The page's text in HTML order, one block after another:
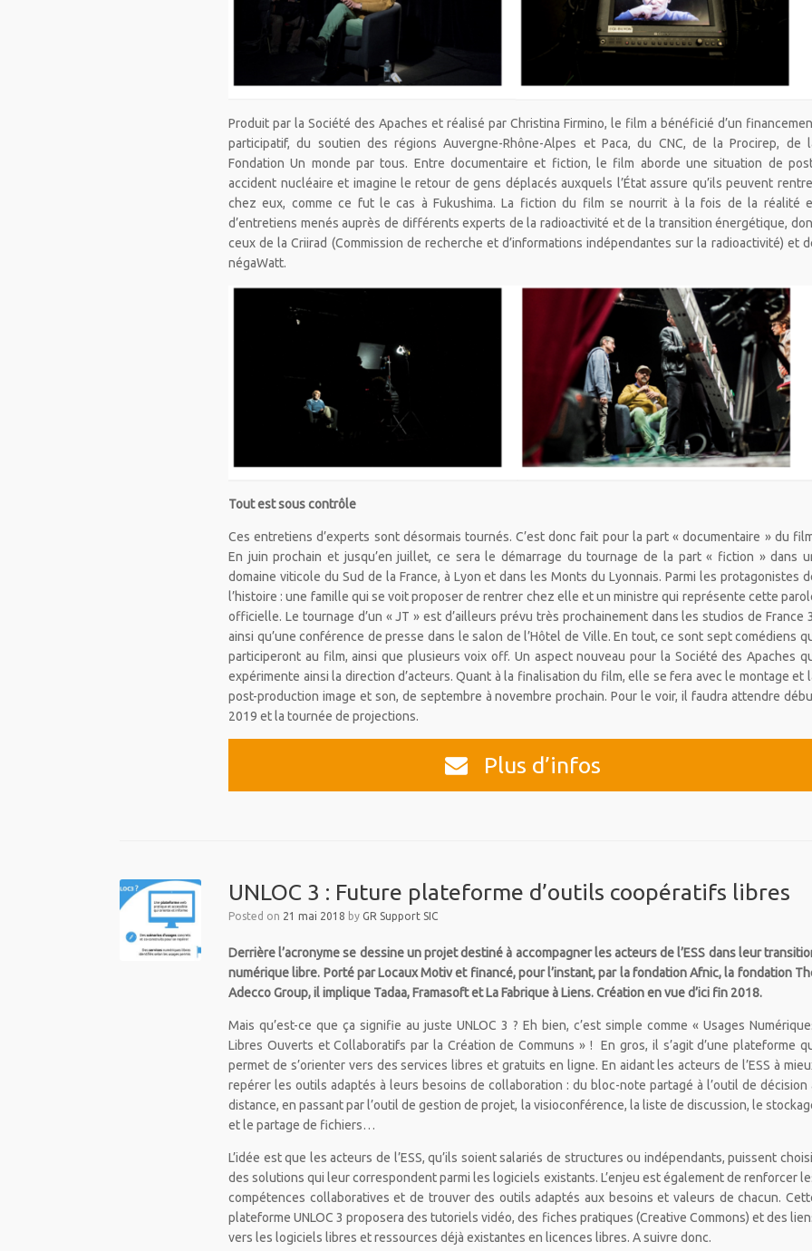
Produit par la Société des Apaches et réalisé par Christina Firmino, le film a bénéficié d’un
participatif, du soutien des régions Auvergne-Rhône-Alpes et Paca, du CNC, de la Procirep, de
Fondation Un monde par tous. Entre documentaire et fiction, le film aborde une situation de
accident nucléaire et imagine le retour de gens déplacés auxquels l’État assure qu’ils peuvent
chez eux, comme ce fut le cas à Fukushima. La fiction du film se nourrit à la fois de la réalité
d’entretiens menés auprès de différents experts de la radioactivité et de la transition énergétique,
ceux de la Criirad (Commission de recherche et d’informations indépendantes sur la radioactivité) et
négaWatt.
Tout est sous contrôle
Ces entretiens d’experts sont désormais tournés. C’est donc fait pour la part « documentaire » du
En juin prochain et jusqu’en juillet, ce sera le démarrage du tournage de la part « fiction » dans
domaine viticole du Sud de la France, à Lyon et dans les Monts du Lyonnais. Parmi les protagonistes
l’histoire : une famille qui se voit proposer de rentrer chez elle et un ministre qui représente cette
officielle. Le tournage d’un « JT » est d’ailleurs prévu très prochainement dans les studios de France
ainsi qu’une conférence de presse dans le salon de l’Hôtel de Ville. En tout, ce sont sept comédiens
participeront au film, ainsi que plusieurs voix off. Un aspect nouveau pour la Société des Apaches
expérimente ainsi la direction d’acteurs. Quant à la finalisation du film, elle se fera avec le montage et
post-production image et son, de septembre à novembre prochain. Pour le voir, il faudra attendre
2019 et la tournée de projections.
Plus d’infos
UNLOC 3 : Future plateforme d’outils coopératifs libres
Posted on 21 mai 2018 byGR Support SIC
Derrière l’acronyme se dessine un projet destiné à accompagner les acteurs de l’ESS dans leur
numérique libre. Porté par Locaux Motiv et financé, pour l’instant, par la fondation Afnic, la fondation
Adecco Group, il implique Tadaa, Framasoft et La Fabrique à Liens. Création en vue d’ici fin 2018.
Mais qu’est-ce que ça signifie au juste UNLOC 3 ? Eh bien, c’est simple comme « Usages
Libres Ouverts et Collaboratifs par la Création de Communs » ! En gros, il s’agit d’une plateforme
permet de s’orienter vers des services libres et gratuits en ligne. En aidant les acteurs de l’ESS à
repérer les outils adaptés à leurs besoins de collaboration : du bloc-note partagé à l’outil de décision
distance, en passant par l’outil de gestion de projet, la visioconférence, la liste de discussion, le
et le partage de fichiers…
L’idée est que les acteurs de l’ESS, qu’ils soient salariés de structures ou indépendants, puissent
des solutions qui leur correspondent parmi les logiciels existants. L’enjeu est également de renforcer
compétences collaboratives et de trouver des outils adaptés aux besoins et valeurs de chacun.
plateforme UNLOC 3 proposera des tutoriels vidéo, des fiches pratiques (Creative Commons) et des
vers les logiciels libres et ressources déjà existantes en licences libres. A suivre donc.